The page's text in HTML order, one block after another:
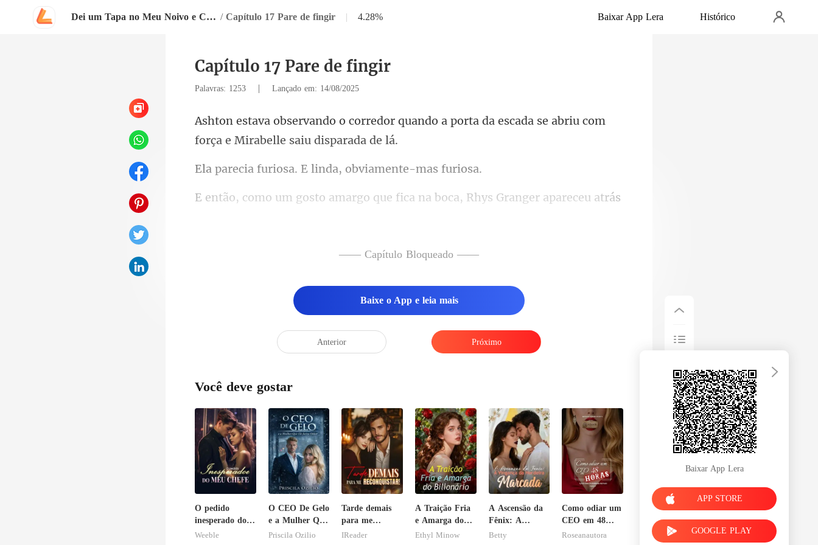
Dei um Tapa no Meu Noivo e Casei com o Bilionário Inimigo Dele / Capítulo 17 Pare de fingir | 4.28% Baixar App Lera Histórico
Capítulo 17 Pare de fingir
Palavras: 1253 | Lançado em: 14/08/2025
uando a porta da escada se abriu com
sa. E linda, obvi
go que fica na boca, Rhys G
—— Capítulo Bloqueado ——
Baixe o App e leia mais
Anterior Próximo
Você deve gostar
O pedido
inesperado do
meu chefe
Weeble
O CEO De Gelo
e a Mulher Que
Ele Jurou
Priscila Ozilio
Tarde demais
para me
reconquistar!
IReader
A Traição Fria
e Amarga do
Bilionário
Ethyl Minow
A Ascensão da
Fênix: A
Vingança da
Betty
Como odiar um
CEO em 48
horas
Roseanautora
Baixar App Lera
APP STORE
GOOGLE PLAY